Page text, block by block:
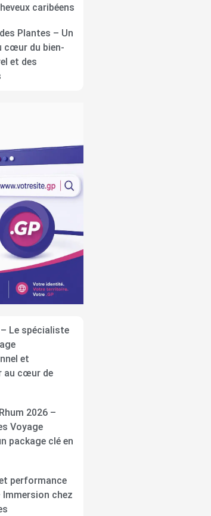
caribéens
Plantes – Un
cœur du bien-
et des
Le spécialiste
et
au cœur de
2026 –
Voyage
package clé en
performance
Immersion chez